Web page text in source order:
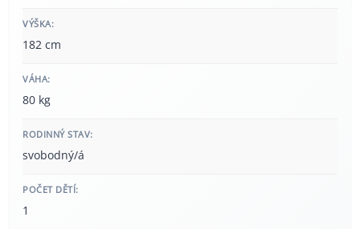
VÝŠKA:
182 cm
VÁHA:
80 kg
RODINNÝ STAV:
svobodný/á
POČET DĚTÍ:
1